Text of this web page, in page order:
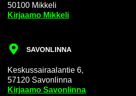
50100 Mik­ke­li
Kir­jaa­mo Mik­ke­li
SA­VON­LIN­NA
Kes­kus­sai­raa­lan­tie 6,
57120 Sa­von­lin­na
Kir­jaa­mo Sa­von­lin­na